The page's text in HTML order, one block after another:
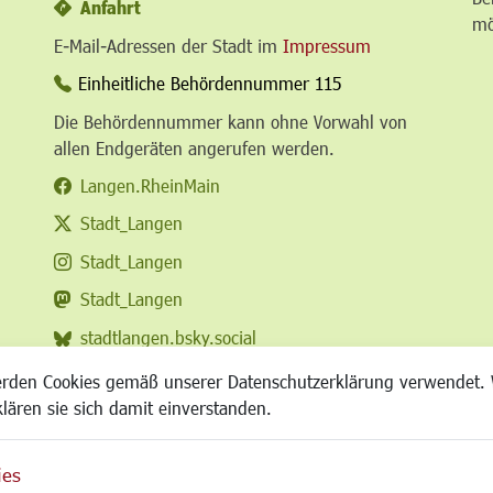
Cookies gemäß unserer Datenschutzerklärung
sie sich damit einverstanden.
Anfahrt
E-Mail-Adressen der Stadt im Impressum
Einheitliche Behördennummer 115
Die Behördennummer kann ohne Vorwahl von
allen Endgeräten angerufen werden.
Langen.RheinMain
Stadt_Langen
Stadt_Langen
Stadt_Langen
stadtlangen.bsky.social
RSS-Feed